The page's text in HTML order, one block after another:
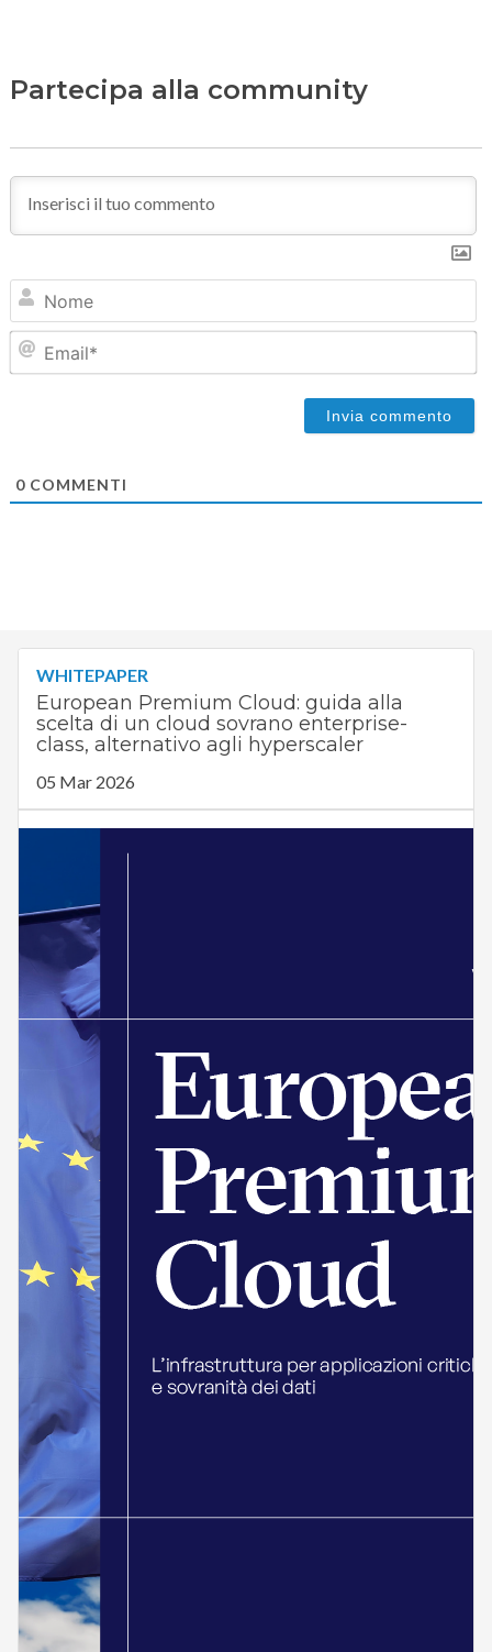
Partecipa alla community
0COMMENTI
WHITEPAPER
European Premium Cloud: guida alla
scelta di un cloud sovrano enterprise-
class, alternativo agli hyperscaler
05 Mar 2026